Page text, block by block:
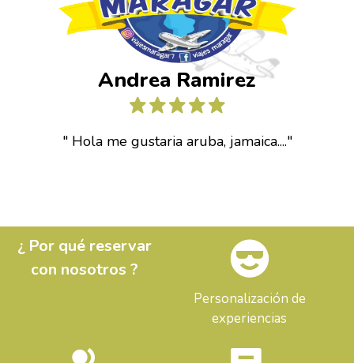
Andrea Ramirez
" Hola me gustaria aruba, jamaica...."
¿ Por qué reservar
con nosotros ?
Personalización de
experiencias